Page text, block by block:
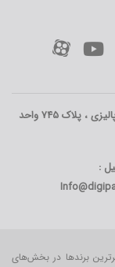
تهران ، سیدخندان ، سهروردی شمالی نرسیده به میدان پالیزی ، پلاک 745 واحد
:
برندها در بخش‌های